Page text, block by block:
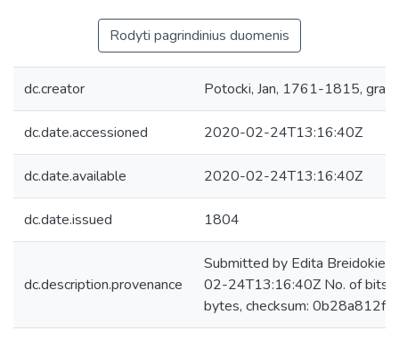
Rodyti pagrindinius duomenis
dc.creator Potocki, Jan, 1761-1815,
dc.date.accessioned 2020-02-24T13:16:40Z
dc.date.available 2020-02-24T13:16:40Z
dc.date.issued 1804
dc.description.provenance
Submitted by Edita
02-24T13:16:40Z No. of
bytes, checksum: